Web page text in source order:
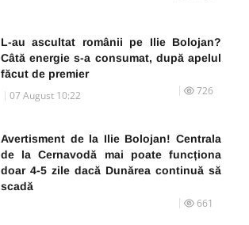
L-au ascultat românii pe Ilie Bolojan?
Câtă energie s-a consumat, după apelul
făcut de premier
07 August 10:22 726
Avertisment de la Ilie Bolojan! Centrala
de la Cernavodă mai poate funcționa
doar 4-5 zile dacă Dunărea continuă să
scadă
661